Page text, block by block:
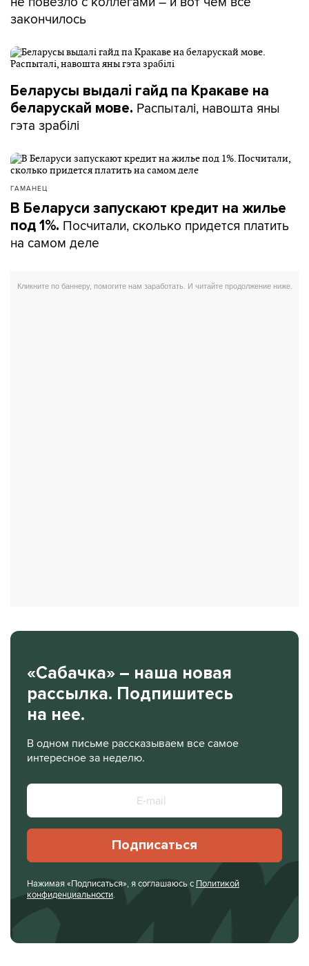
закончилось
Беларусы выдалі гайд па Кракаве на
беларускай мове. Распыталі, навошта яны
гэта зрабілі
ГАМАНЕЦ
В Беларуси запускают кредит на жилье
под 1%. Посчитали, сколько придется платить
на самом деле
«Сабачка» – наша новая
рассылка. Подпишитесь
на нее.
В одном письме рассказываем все самое
интересное за неделю.
Подписаться
Нажимая «Подписаться», я соглашаюсь с Политикой
конфиденциальности.